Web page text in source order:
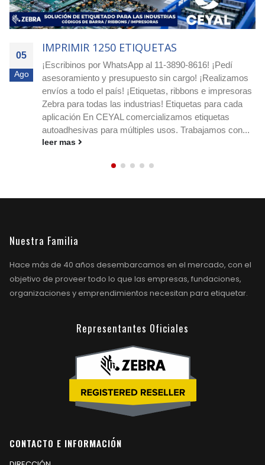
05
Ago
IMPRIMIR 4000 ETIQUETAS
Agilizá tus pocesos! Cotizá ya con nuestro equipo
experto! Escribimos a nuestro whatsapp: 11-3890-8616
o a nuestro e-mailceyal@ceyal.com.arEtiquetas
adhesivas para imprimir que agilizan la identificación, el
stock y los envíos en cualquier rubro. Conocé
medidas, materiales y ribbons....
leer mas
Nuestra Familia
Hace más de 40 años desembarcamos en el mercado, con el
objetivo de proveer todo lo que las empresas, fundaciones,
organizaciones y emprendimientos necesitan para etiquetar.
Representantes Oficiales
CONTACTO E INFORMACIÓN